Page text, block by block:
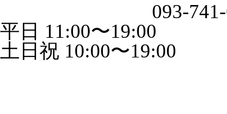
093-
平日 11:00〜19:00
土日祝 10:00〜19:00